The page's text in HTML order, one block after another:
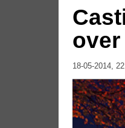
18-05-2014,